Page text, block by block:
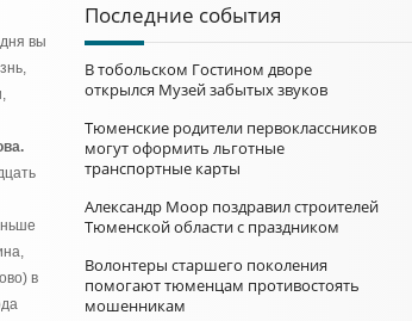
вы
в
Последние события
В тобольском Гостином дворе
открылся Музей забытых звуков
Тюменские родители первоклассников
могут оформить льготные
транспортные карты
Александр Моор поздравил строителей
Тюменской области с праздником
Волонтеры старшего поколения
помогают тюменцам противостоять
мошенникам